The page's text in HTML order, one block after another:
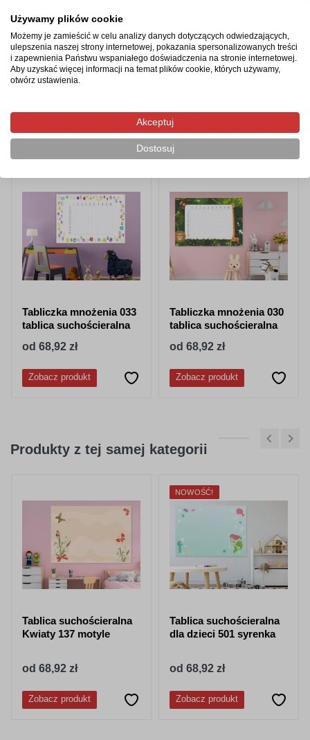
Masz prawo być zadowolonym
24 - miesięczna gwarancja, możliwość zwrotu produktu
Produkty pokrewne/powiązane
Tabliczka mnożenia 033
tablica suchościeralna
od 68,92 zł
Zobacz produkt
Tabliczka mnożenia 030
tablica suchościeralna
od 68,92 zł
Zobacz produkt
Produkty z tej samej kategorii
Tablica suchościeralna
Kwiaty 137 motyle
od 68,92 zł
Zobacz produkt
NOWOŚĆ!
Tablica suchościeralna
dla dzieci 501 syrenka
od 68,92 zł
Zobacz produkt
Używamy plików cookie
Możemy je zamieścić w celu analizy danych dotyczących odwiedzających,
ulepszenia naszej strony internetowej, pokazania spersonalizowanych treści
i zapewnienia Państwu wspaniałego doświadczenia na stronie internetowej.
Aby uzyskać więcej informacji na temat plików cookie, których używamy,
otwórz ustawienia.
Akceptuj
Dostosuj